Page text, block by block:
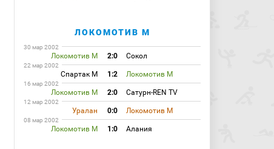
ЛОКОМОТИВ М
30 мар 2002
Локомотив М 2:0 Сокол
22 мар 2002
Спартак М 1:2 Локомотив М
16 мар 2002
Локомотив М 2:0 Сатурн-REN TV
12 мар 2002
Уралан 0:0 Локомотив М
08 мар 2002
Локомотив М 1:0 Алания